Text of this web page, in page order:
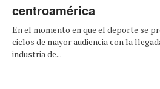
centroamérica
En el momento en que el deporte se
ciclos de mayor audiencia con la
industria de...